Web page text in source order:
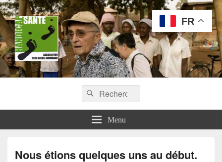
Handicap Santé
Missions chirurgicales orthopédiques au Tchad
Recherche :
Rechercher
Menu
Nous étions quelques uns au début.
FR